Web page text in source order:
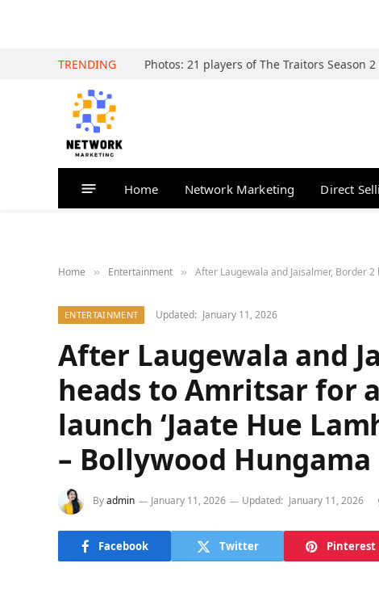
TRENDING
Home Network Marketing Direct
Home » Entertainment » After Laugewala and Jaisalmer, Border
ENTERTAINMENT Updated: January 11, 2026
After Laugewala and
heads to Amritsar for
launch ‘Jaate Hue
– Bollywood Hungama
Byadmin January 11, 2026 Updated: January 11, 2026
Facebook Twitter Pinterest